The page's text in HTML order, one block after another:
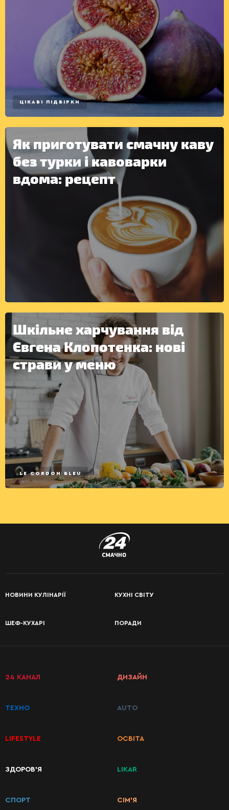
ІНШЕ
КАТЕГОРІЇ
РЕЦЕПТІВ
ЦІКАВІ ПІДБІРКИ
Як приготувати смачну каву
без турки і кавоварки
вдома: рецепт
Шкільне харчування від
Євгена Клопотенка: нові
страви у меню
LE CORDON BLEU
НОВИНИ КУЛІНАРІЇ КУХНІ СВІТУ
ШЕФ-КУХАРІ ПОРАДИ
24 КАНАЛ
ТЕХНО
LIFESTYLE
ЗДОРОВ’Я
СПОРТ
ДИЗАЙН
AUTO
ОСВІТА
LIKAR
СІМ’Я